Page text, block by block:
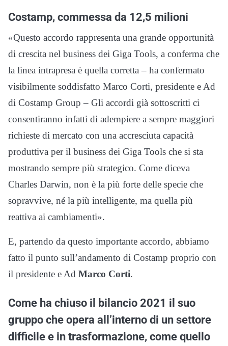
Costamp, commessa da 12,5 milioni
«Questo accordo rappresenta una grande opportunità
di crescita nel business dei Giga Tools, a conferma che
la linea intrapresa è quella corretta – ha confermato
visibilmente soddisfatto Marco Corti, presidente e Ad
di Costamp Group – Gli accordi già sottoscritti ci
consentiranno infatti di adempiere a sempre maggiori
richieste di mercato con una accresciuta capacità
produttiva per il business dei Giga Tools che si sta
mostrando sempre più strategico. Come diceva
Charles Darwin, non è la più forte delle specie che
sopravvive, né la più intelligente, ma quella più
reattiva ai cambiamenti».
E, partendo da questo importante accordo, abbiamo
fatto il punto sull’andamento di Costamp proprio con
il presidente e Ad Marco Corti.
Come ha chiuso il bilancio 2021 il suo
gruppo che opera all’interno di un settore
difficile e in trasformazione, come quello